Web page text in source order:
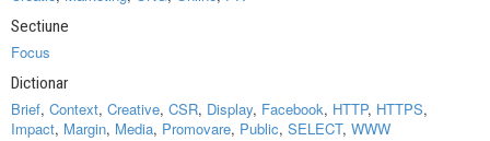
Sectiune
Focus
Dictionar
Brief, Context, Creative, CSR, Display, Facebook, HTTP, HTTPS,
Impact, Margin, Media, Promovare, Public, SELECT, WWW